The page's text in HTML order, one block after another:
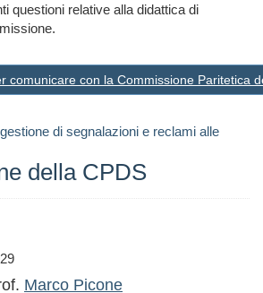
questioni relative alla didattica di
comunicare con la Commissione Paritetica
di segnalazioni e reclami alle
della CPDS
Marco Picone